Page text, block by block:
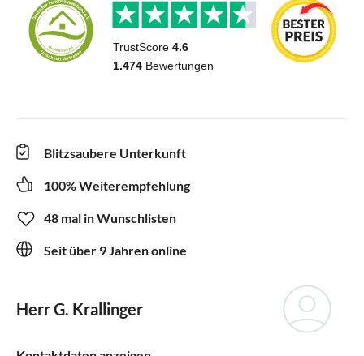
Blitzsaubere Unterkunft
100% Weiterempfehlung
48 mal in Wunschlisten
Seit über 9 Jahren online
Herr G. Krallinger